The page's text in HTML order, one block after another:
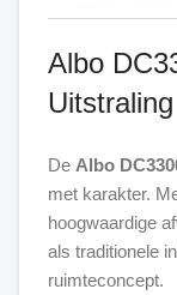
Albo
Uitstraling
De Albo
met karakter.
hoogwaardige
als traditionele
ruimteconcept.